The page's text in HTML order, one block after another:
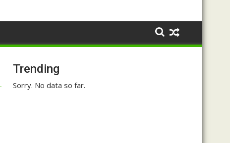
Trending
Sorry. No data so far.